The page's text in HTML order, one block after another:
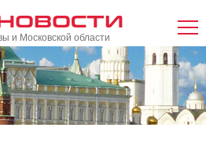
и Московской области